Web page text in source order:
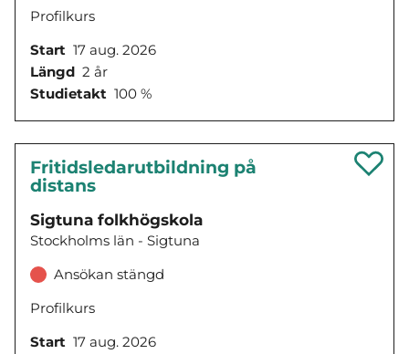
Profilkurs
Start 17 aug. 2026
Längd 2 år
Studietakt 100 %
Fritidsledarutbildning på
distans
Sigtuna folkhögskola
Stockholms län - Sigtuna
Ansökan stängd
Profilkurs
Start 17 aug. 2026